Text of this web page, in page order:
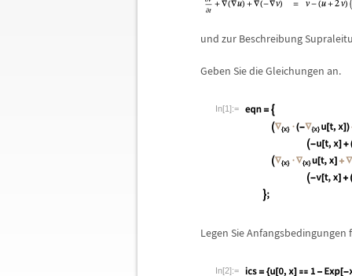
und zur Beschreibung
Geben Sie die Gleichungen an.
In[1]:=
Legen Sie Anfangsbedingungen
In[2]:=